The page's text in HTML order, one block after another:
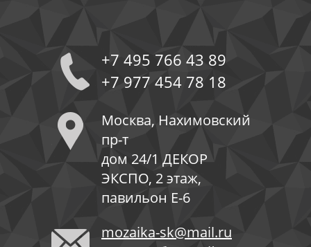
+7 495 766 43 89
+7 977 454 78 18
Москва, Нахимовский
пр-т
дом 24/1 ДЕКОР
ЭКСПО, 2 этаж,
павильон Е-6
mozaika-sk@mail.ru